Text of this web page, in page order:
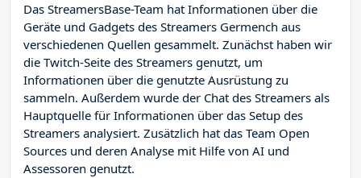
Das StreamersBase-Team hat Informationen über die
Geräte und Gadgets des Streamers Germench aus
verschiedenen Quellen gesammelt. Zunächst haben wir
die Twitch-Seite des Streamers genutzt, um
Informationen über die genutzte Ausrüstung zu
sammeln. Außerdem wurde der Chat des Streamers als
Hauptquelle für Informationen über das Setup des
Streamers analysiert. Zusätzlich hat das Team Open
Sources und deren Analyse mit Hilfe von AI und
Assessoren genutzt.